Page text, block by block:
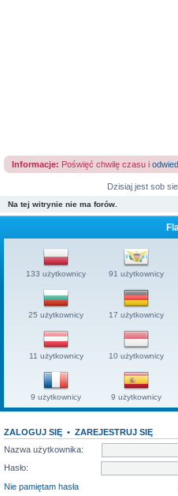
Informacje: Poświęć chwilę czasu i
Dzisiaj jest sob
Na tej witrynie nie ma forów.
133 użytkownicy 91 użytkownicy
25 użytkownicy 17 użytkownicy
11 użytkownicy 10 użytkownicy
9 użytkownicy 9 użytkownicy
ZALOGUJ SIĘ • ZAREJESTRUJ SIĘ
Nazwa użytkownika:
Hasło:
Nie pamiętam hasła